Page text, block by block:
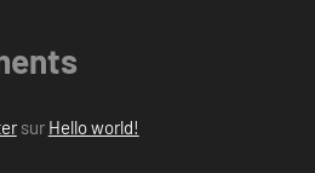
sur Hello world!